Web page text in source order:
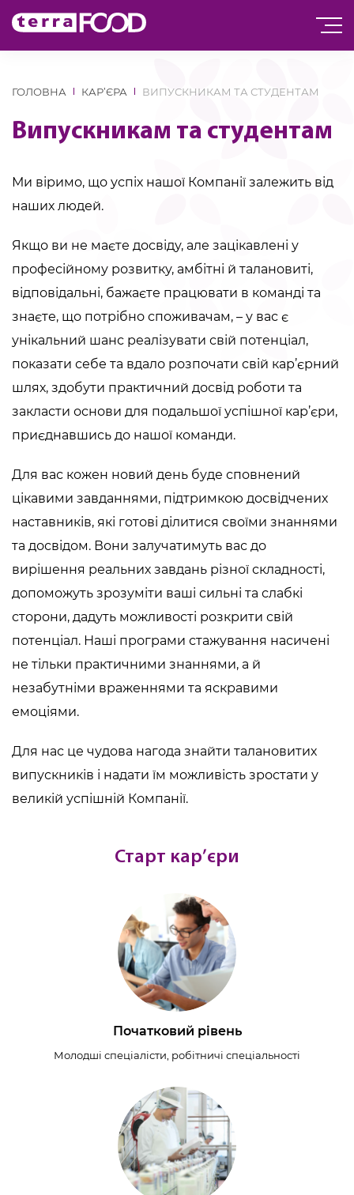
ГОЛОВНА КАР’ЄРА ВИПУСКНИКАМ ТА СТУДЕНТАМ
Випускникам та студентам
Ми віримо, що успіх нашої Компанії залежить від
наших людей.
Якщо ви не маєте досвіду, але зацікавлені у
професійному розвитку, амбітні й талановиті,
відповідальні, бажаєте працювати в команді та
знаєте, що потрібно споживачам, – у вас є
унікальний шанс реалізувати свій потенціал,
показати себе та вдало розпочати свій кар’єрний
шлях, здобути практичний досвід роботи та
закласти основи для подальшої успішної кар’єри,
приєднавшись до нашої команди.
Для вас кожен новий день буде сповнений
цікавими завданнями, підтримкою досвідчених
наставників, які готові ділитися своїми знаннями
та досвідом. Вони залучатимуть вас до
вирішення реальних завдань різної складності,
допоможуть зрозуміти ваші сильні та слабкі
сторони, дадуть можливості розкрити свій
потенціал. Наші програми стажування насичені
не тільки практичними знаннями, а й
незабутніми враженнями та яскравими
емоціями.
Для нас це чудова нагода знайти талановитих
випускників і надати їм можливість зростати у
великій успішній Компанії.
Старт кар’єри
Початковий рівень
Молодші спеціалісти, робітничі спеціальності